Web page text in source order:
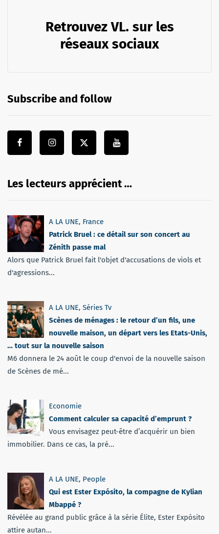
Retrouvez VL. sur les
réseaux sociaux
Subscribe and follow
Les lecteurs apprécient …
A LA UNE, France
Patrick Bruel : ce détail sur son concert au
Zénith passe mal
Alors que Patrick Bruel fait l'objet d'accusations de viols et
d'agressions...
A LA UNE, Séries Tv
Scènes de ménages : le retour d’un fils, une
nouvelle maison, un départ vers les Etats-Unis,
… tout sur la nouvelle saison
M6 donnera le 24 août le coup d'envoi de la nouvelle saison
de Scènes de mé...
Economie
Comment calculer sa capacité d’emprunt ?
Vous envisagez peut-être d’acquérir un bien
immobilier. Dans ce cas, la pré...
A LA UNE, People
Qui est Ester Expósito, la compagne de Kylian
Mbappé ?
Révélée au grand public grâce à la série Élite, Ester Expósito
attire autan...